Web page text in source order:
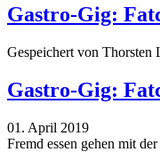
Gastro-Gig:
Gespeichert von Thorsten
Gastro-Gig:
01. April 2019
Fremd essen gehen mit